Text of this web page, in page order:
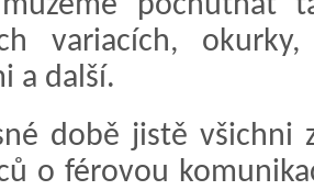
variacích,
a další.
době jistě všichni
o férovou